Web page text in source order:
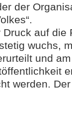
der
auf die
wuchs,
und
werden.